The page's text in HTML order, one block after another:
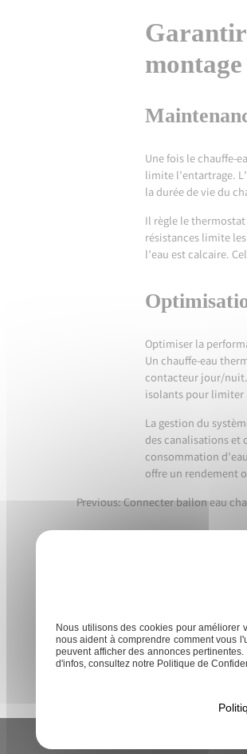
Garantir
Une fois le chauffe-
limite l’entartrage.
la durée de vie du
Il règle le
résistances limite
l’eau est calcaire.
Optimiser la
Un chauffe-eau
contacteur jour/nuit.
isolants pour limiter
La gestion du
des canalisations et
consommation
offre un rendement
Navigation
Previous:Connecter ballon eau
Nous utilisons des cookies pour améliorer
nous aident à comprendre comment vous
peuvent afficher des annonces
d'infos, consultez notre Politique de